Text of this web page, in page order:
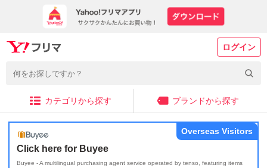
ログイン
カテゴリから探す ブランドから探す
Click here for Buyee
Buyee - A multilingual purchasing agent service operated by tenso, featuring items
Overseas Visitors